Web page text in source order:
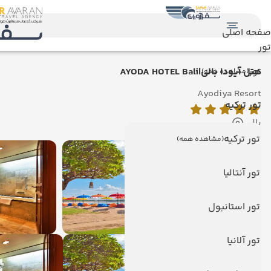
صفحه اصلی
تور
تور(مشاهده همه)
تور ترکیه
تور ترکیه(مشاهده همه)
تور آنتالیا
تور استانبول
تور آلانیا
هتل آیودا بالی|AYODA HOTEL Bali
Ayodiya Resort
بالی